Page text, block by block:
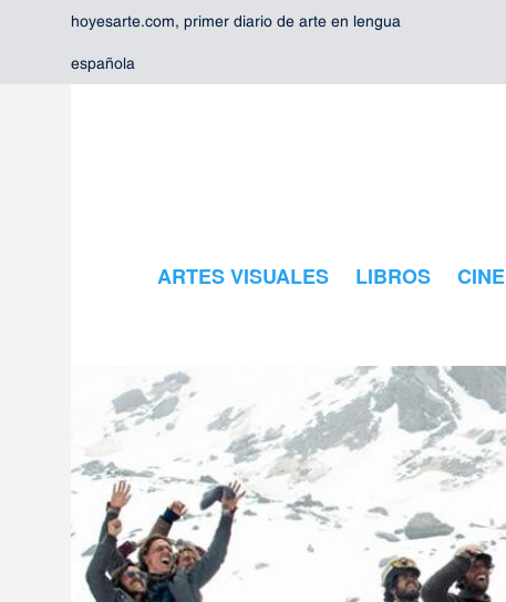
hoyesarte.com, primer diario de arte en lengua
española
ARTES VISUALES LIBROS CINE